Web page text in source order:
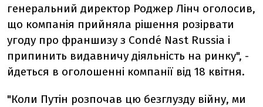
генеральний директор Роджер Лінч оголосив,
що компанія прийняла рішення розірвати
угоду про франшизу з Condé Nast Russia і
припинить видавничу діяльність на ринку", -
йдеться в оголошенні компанії від 18 квітня.
"Коли Путін розпочав цю безглузду війну, ми